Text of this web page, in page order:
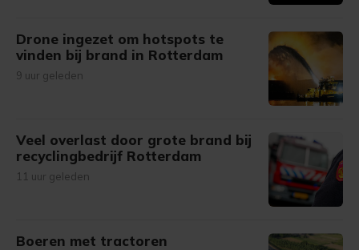
Drone ingezet om hotspots te
vinden bij brand in Rotterdam
9 uur geleden
Veel overlast door grote brand bij
recyclingbedrijf Rotterdam
11 uur geleden
Boeren met tractoren